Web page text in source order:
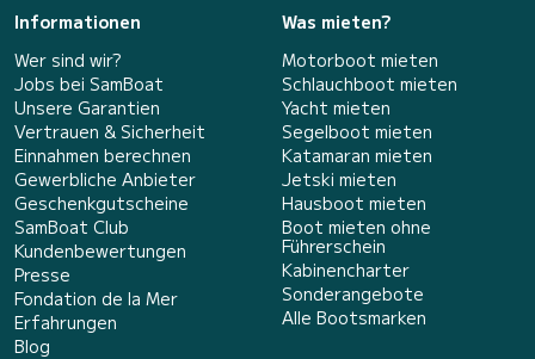
Informationen
Wer sind wir?
Jobs bei SamBoat
Unsere Garantien
Vertrauen & Sicherheit
Einnahmen berechnen
Gewerbliche Anbieter
Geschenkgutscheine
SamBoat Club
Kundenbewertungen
Presse
Fondation de la Mer
Erfahrungen
Blog
Was mieten?
Motorboot mieten
Schlauchboot mieten
Yacht mieten
Segelboot mieten
Katamaran mieten
Jetski mieten
Hausboot mieten
Boot mieten ohne
Führerschein
Kabinencharter
Sonderangebote
Alle Bootsmarken